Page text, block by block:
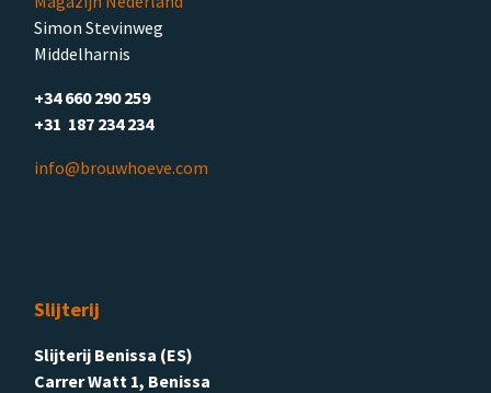
Simon Stevinweg
Middelharnis
+34 660 290 259
+31 187 234 234
info@brouwhoeve.com
Slijterij
Slijterij Benissa (ES)
Carrer Watt 1, Benissa